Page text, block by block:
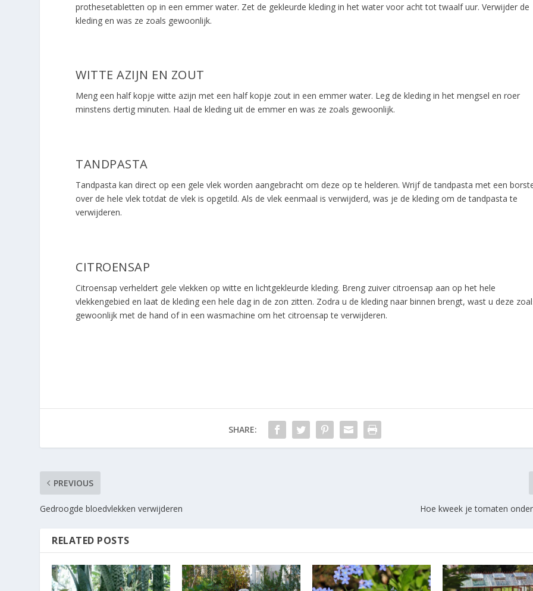
prothesetabletten op in een emmer water. Zet de gekleurde kleding in het water voor acht tot twaalf uur. Verwijder de
kleding en was ze zoals gewoonlijk.
WITTE AZIJN EN ZOUT
Meng een half kopje witte azijn met een half kopje zout in een emmer water. Leg de kleding in het mengsel en roer
minstens dertig minuten. Haal de kleding uit de emmer en was ze zoals gewoonlijk.
TANDPASTA
Tandpasta kan direct op een gele vlek worden aangebracht om deze op te helderen. Wrijf de tandpasta met een
over de hele vlek totdat de vlek is opgetild. Als de vlek eenmaal is verwijderd, was je de kleding om de tandpasta te
verwijderen.
CITROENSAP
Citroensap verheldert gele vlekken op witte en lichtgekleurde kleding. Breng zuiver citroensap aan op het hele
vlekkengebied en laat de kleding een hele dag in de zon zitten. Zodra u de kleding naar binnen brengt, wast u deze
gewoonlijk met de hand of in een wasmachine om het citroensap te verwijderen.
SHARE:
PREVIOUS
Gedroogde bloedvlekken verwijderen Hoe kweek je tomaten
RELATED POSTS